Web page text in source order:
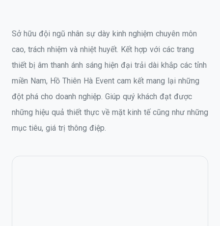
Sở hữu đội ngũ nhân sự dày kinh nghiệm chuyên môn
cao, trách nhiệm và nhiệt huyết. Kết hợp với các trang
thiết bị âm thanh ánh sáng hiện đại trải dài khắp các tỉnh
miền Nam, Hồ Thiên Hà Event cam kết mang lại những
đột phá cho doanh nghiệp. Giúp quý khách đạt được
những hiệu quả thiết thực về mặt kinh tế cũng như những
mục tiêu, giá trị thông điệp.